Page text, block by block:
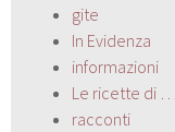
gite
In Evidenza
informazioni
Le ricette di …
racconti